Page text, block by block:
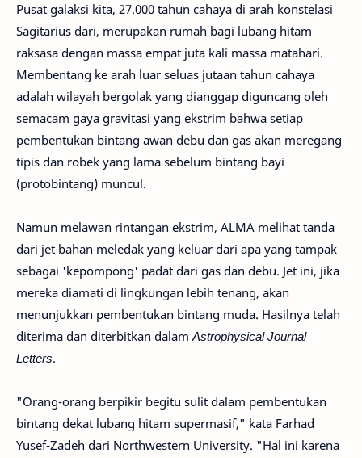
Pusat galaksi kita, 27.000 tahun cahaya di arah konstelasi
Sagitarius dari, merupakan rumah bagi lubang hitam
raksasa dengan massa empat juta kali massa matahari.
Membentang ke arah luar seluas jutaan tahun cahaya
adalah wilayah bergolak yang dianggap diguncang oleh
semacam gaya gravitasi yang ekstrim bahwa setiap
pembentukan bintang awan debu dan gas akan meregang
tipis dan robek yang lama sebelum bintang bayi
(protobintang) muncul.
Namun melawan rintangan ekstrim, ALMA melihat tanda
dari jet bahan meledak yang keluar dari apa yang tampak
sebagai 'kepompong' padat dari gas dan debu. Jet ini, jika
mereka diamati di lingkungan lebih tenang, akan
menunjukkan pembentukan bintang muda. Hasilnya telah
diterima dan diterbitkan dalam Astrophysical Journal
Letters.
"Orang-orang berpikir begitu sulit dalam pembentukan
bintang dekat lubang hitam supermasif," kata Farhad
Yusef-Zadeh dari Northwestern University. "Hal ini karena